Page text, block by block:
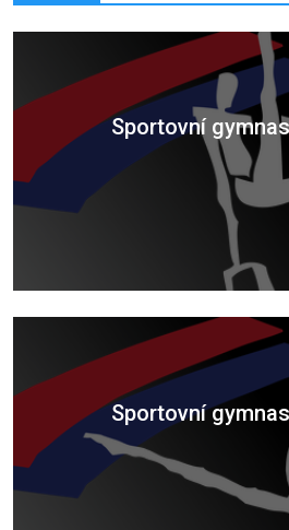
Sportovní
Sportovní